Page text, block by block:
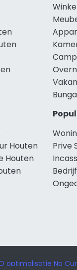
Houten
Houten
Prive
optimalisatie No